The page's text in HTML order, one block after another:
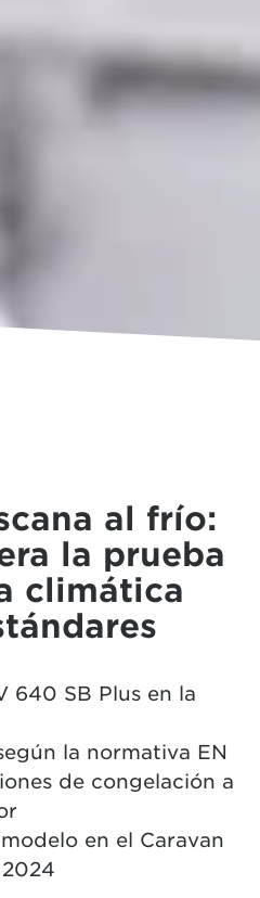
al frío:
la prueba
climática
640 SB Plus en la
la normativa EN
de congelación a
en el Caravan